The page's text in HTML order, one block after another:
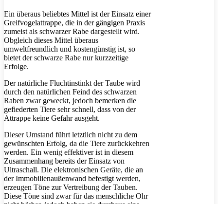
Ein überaus beliebtes Mittel ist der Einsatz einer
Greifvogelattrappe, die in der gängigen Praxis
zumeist als schwarzer Rabe dargestellt wird.
Obgleich dieses Mittel überaus
umweltfreundlich und kostengünstig ist, so
bietet der schwarze Rabe nur kurzzeitige
Erfolge.
Der natürliche Fluchtinstinkt der Taube wird
durch den natürlichen Feind des schwarzen
Raben zwar geweckt, jedoch bemerken die
gefiederten Tiere sehr schnell, dass von der
Attrappe keine Gefahr ausgeht.
Dieser Umstand führt letztlich nicht zu dem
gewünschten Erfolg, da die Tiere zurückkehren
werden. Ein wenig effektiver ist in diesem
Zusammenhang bereits der Einsatz von
Ultraschall. Die elektronischen Geräte, die an
der Immobilienaußenwand befestigt werden,
erzeugen Töne zur Vertreibung der Tauben.
Diese Töne sind zwar für das menschliche Ohr